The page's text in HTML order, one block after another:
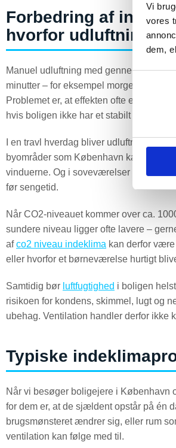
Vi
vores
dem,
Forbedring af
hvorfor udluftning
Manuel udluftning med gennemtræk er
minutter – for eksempel morgen,
Problemet er, at effekten ofte er
hvis boligen ikke har et stabilt
I en travl hverdag bliver udluftningen
byområder som København kan støj,
vinduerne. Og i soveværelser med
før sengetid.
Når CO2-niveauet kommer over ca.
sundere niveau ligger ofte lavere –
afco2 niveau indeklima kan derfor
eller hvorfor et børneværelse hurtigt
Samtidig bør luftfugtighed i boligen
risikoen for kondens, skimmel, lugt og
ubehag. Ventilation handler derfor ikke
Typiske
Når vi besøger boligejere i København
for dem er, at de sjældent opstår på én
brugsmønsteret ændrer sig, eller rum
ventilation kan følge med til.